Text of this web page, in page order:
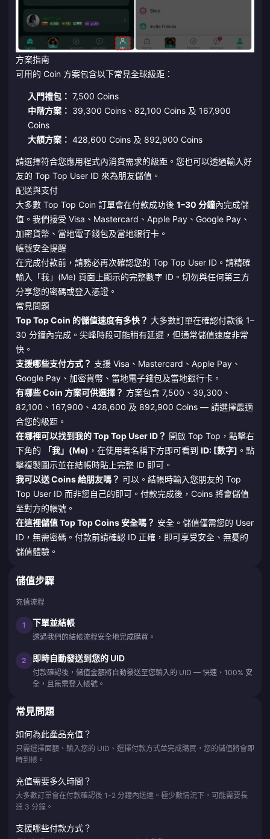
方案指南
可用的 Coin 方案包含以下常見全球級距：
入門禮包： 7,500 Coins
中階方案： 39,300 Coins、82,100 Coins 及 167,900
Coins
大額方案： 428,600 Coins 及 892,900 Coins
請選擇符合您應用程式內消費需求的級距。您也可以透過輸入好
友的 Top Top User ID 來為朋友儲值。
配送與支付
大多數 Top Top Coin 訂單會在付款成功後 1–30 分鐘內完成儲
值。我們接受 Visa、Mastercard、Apple Pay、Google Pay、
加密貨幣、當地電子錢包及當地銀行卡。
帳號安全提醒
在完成付款前，請務必再次確認您的 Top Top User ID。請精確
輸入「我」(Me) 頁面上顯示的完整數字 ID。切勿與任何第三方
分享您的密碼或登入憑證。
常見問題
Top Top Coin 的儲值速度有多快？ 大多數訂單在確認付款後 1–
30 分鐘內完成。尖峰時段可能稍有延遲，但通常儲值速度非常
快。
支援哪些支付方式？ 支援 Visa、Mastercard、Apple Pay、
Google Pay、加密貨幣、當地電子錢包及當地銀行卡。
有哪些 Coin 方案可供選擇？ 方案包含 7,500、39,300、
82,100、167,900、428,600 及 892,900 Coins — 請選擇最適
合您的級距。
在哪裡可以找到我的 Top Top User ID？ 開啟 Top Top，點擊右
下角的
「我」(Me) ，在使用者名稱下方即可看到 ID: [數字] 。點
擊複製圖示並在結帳時貼上完整 ID 即可。
我可以送 Coins 給朋友嗎？ 可以。結帳時輸入您朋友的 Top
Top User ID 而非您自己的即可。付款完成後，Coins 將會儲值
至對方的帳號。
在這裡儲值 Top Top Coins 安全嗎？ 安全。儲值僅需您的 User
ID，無需密碼。付款前請確認 ID 正確，即可享受安全、無憂的
儲值體驗。
儲值步驟
充值流程
1 下單並結帳
透過我們的結帳流程安全地完成購買。
2 即時自動發送到您的 UID
付款確認後，儲值金額將自動發送至您輸入的 UID — 快速、100% 安
全，且無需登入帳號。
常見問題
如何為此產品充值？
只需選擇面額、輸入您的 UID、選擇付款方式並完成購買，您的儲值將會即
時到帳。
充值需要多久時間？
大多數訂單會在付款確認後 1-2 分鐘內送達。極少數情況下，可能需要長
達 3 分鐘。
支援哪些付款方式？